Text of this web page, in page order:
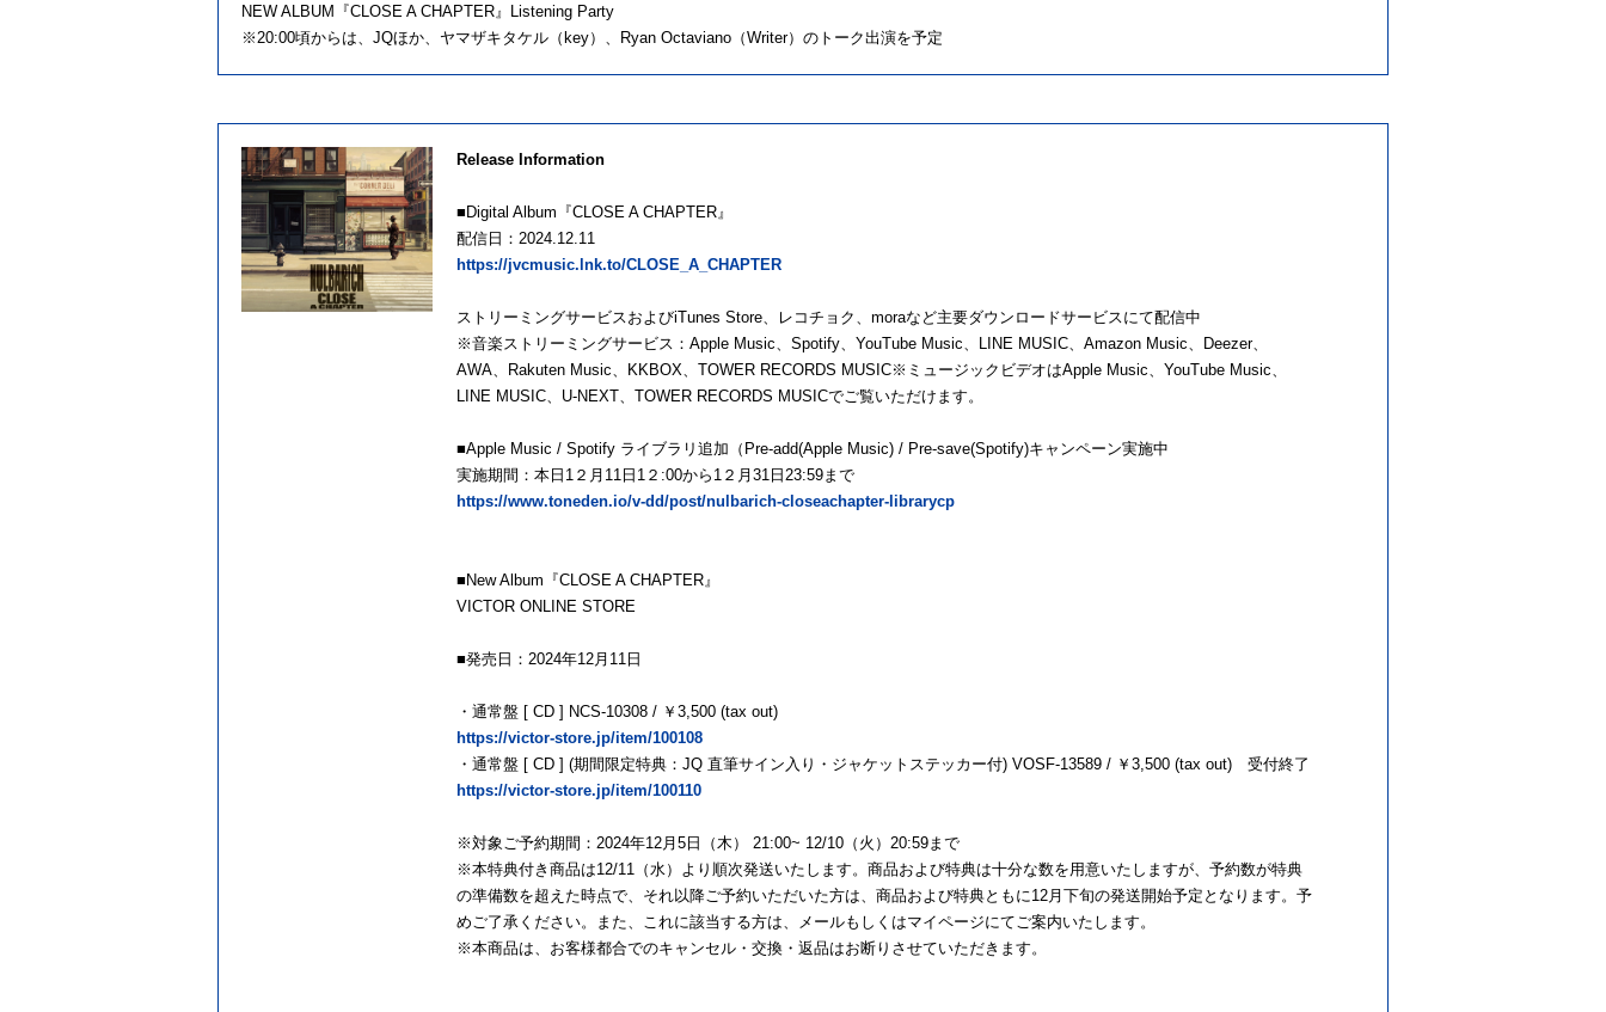
NEW ALBUM『CLOSE A CHAPTER』Listening Party
※20:00頃からは、JQほか、ヤマザキタケル（key）、Ryan Octaviano（Writer）のトーク出演を予定
Release Information
■Digital Album『CLOSE A CHAPTER』
配信日：2024.12.11
https://jvcmusic.lnk.to/CLOSE_A_CHAPTER
ストリーミングサービスおよびiTunes Store、レコチョク、moraなど主要ダウンロードサービスにて配信中
※音楽ストリーミングサービス：Apple Music、Spotify、YouTube Music、LINE MUSIC、Amazon Music、Deezer、
AWA、Rakuten Music、KKBOX、TOWER RECORDS MUSIC※ミュージックビデオはApple Music、YouTube Music、
LINE MUSIC、U-NEXT、TOWER RECORDS MUSICでご覧いただけます。
■Apple Music / Spotify ライブラリ追加（Pre-add(Apple Music) / Pre-save(Spotify)キャンペーン実施中
実施期間：本日1２月11日1２:00から1２月31日23:59まで
https://www.toneden.io/v-dd/post/nulbarich-closeachapter-librarycp
■New Album『CLOSE A CHAPTER』
VICTOR ONLINE STORE
■発売日：2024年12月11日
・通常盤 [ CD ] NCS-10308 / ￥3,500 (tax out)
https://victor-store.jp/item/100108
・通常盤 [ CD ] (期間限定特典：JQ 直筆サイン入り・ジャケットステッカー付) VOSF-13589 / ￥3,500 (tax out) 受付終了
https://victor-store.jp/item/100110
※対象ご予約期間：2024年12月5日（木） 21:00~ 12/10（火）20:59まで
※本特典付き商品は12/11（水）より順次発送いたします。商品および特典は十分な数を用意いたしますが、予約数が特典
の準備数を超えた時点で、それ以降ご予約いただいた方は、商品および特典ともに12月下旬の発送開始予定となります。予
めご了承ください。また、これに該当する方は、メールもしくはマイページにてご案内いたします。
※本商品は、お客様都合でのキャンセル・交換・返品はお断りさせていただきます。